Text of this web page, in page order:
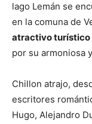
lago Lemán se
en la comuna de
atractivo turístico
por su armoniosa
Chillon atrajo,
escritores
Hugo, Alejandro